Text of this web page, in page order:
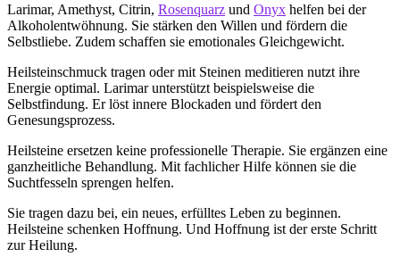
Larimar, Amethyst, Citrin, Rosenquarz und Onyx helfen bei der
Alkoholentwöhnung. Sie stärken den Willen und fördern die
Selbstliebe. Zudem schaffen sie emotionales Gleichgewicht.
Heilsteinschmuck tragen oder mit Steinen meditieren nutzt ihre
Energie optimal. Larimar unterstützt beispielsweise die
Selbstfindung. Er löst innere Blockaden und fördert den
Genesungsprozess.
Heilsteine ersetzen keine professionelle Therapie. Sie ergänzen eine
ganzheitliche Behandlung. Mit fachlicher Hilfe können sie die
Suchtfesseln sprengen helfen.
Sie tragen dazu bei, ein neues, erfülltes Leben zu beginnen.
Heilsteine schenken Hoffnung. Und Hoffnung ist der erste Schritt
zur Heilung.